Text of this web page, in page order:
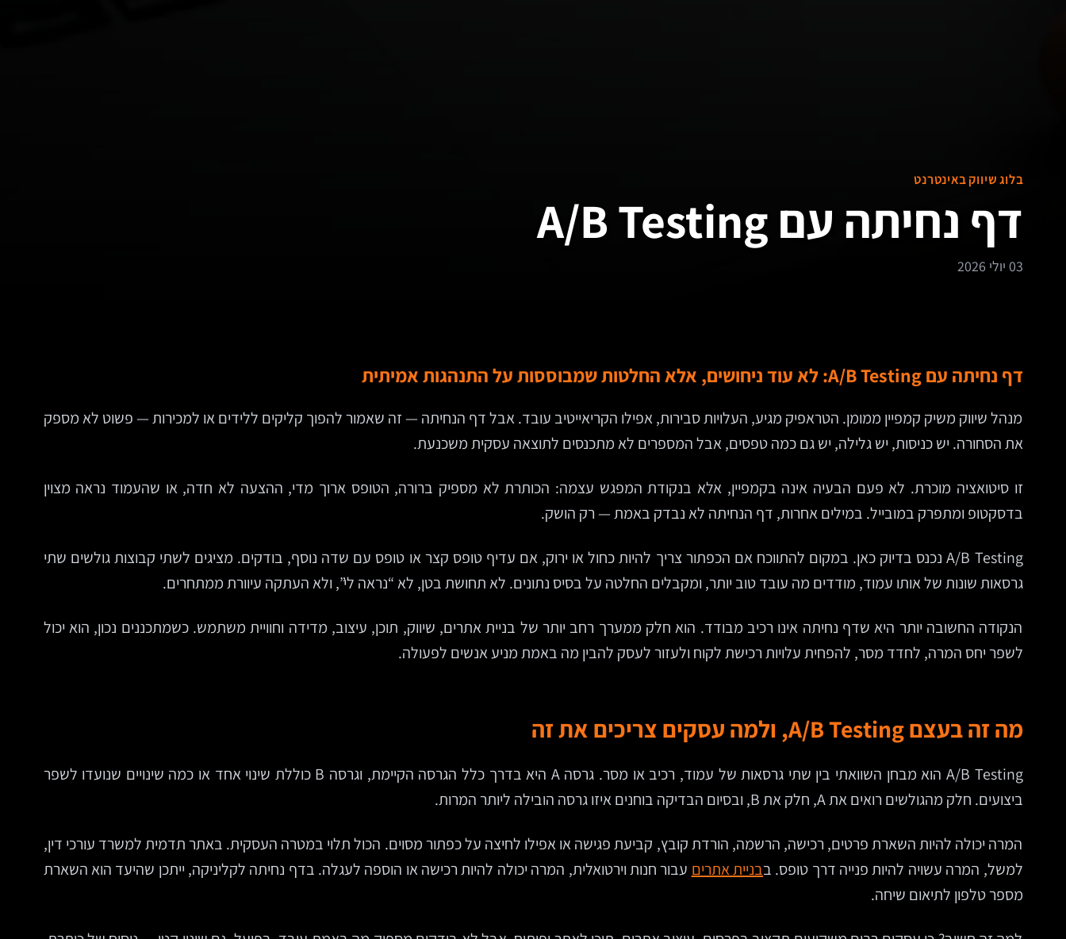
בלוג שיווק באינטרנט
דף נחיתה עם A/B Testing
03 יולי 2026
דף נחיתה עם A/B Testing: לא עוד ניחושים, אלא החלטות שמבוססות על התנהגות אמיתית
מנהל שיווק משיק קמפיין ממומן. הטראפיק מגיע, העלויות סבירות, אפילו הקריאייטיב עובד. אבל דף הנחיתה — זה שאמור להפוך קליקים ללידים או למכירות — פשוט לא מספק
את הסחורה. יש כניסות, יש גלילה, יש גם כמה טפסים, אבל המספרים לא מתכנסים לתוצאה עסקית משכנעת.
זו סיטואציה מוכרת. לא פעם הבעיה אינה בקמפיין, אלא בנקודת המפגש עצמה: הכותרת לא מספיק ברורה, הטופס ארוך מדי, ההצעה לא חדה, או שהעמוד נראה מצוין
בדסקטופ ומתפרק במובייל. במילים אחרות, דף הנחיתה לא נבדק באמת — רק הושק.
A/B Testing נכנס בדיוק כאן. במקום להתווכח אם הכפתור צריך להיות כחול או ירוק, אם עדיף טופס קצר או טופס עם שדה נוסף, בודקים. מציגים לשתי קבוצות גולשים שתי
גרסאות שונות של אותו עמוד, מודדים מה עובד טוב יותר, ומקבלים החלטה על בסיס נתונים. לא תחושת בטן, לא “נראה לי”, ולא העתקה עיוורת ממתחרים.
הנקודה החשובה יותר היא שדף נחיתה אינו רכיב מבודד. הוא חלק ממערך רחב יותר של בניית אתרים, שיווק, תוכן, עיצוב, מדידה וחוויית משתמש. כשמתכננים נכון, הוא יכול
לשפר יחס המרה, לחדד מסר, להפחית עלויות רכישת לקוח ולעזור לעסק להבין מה באמת מניע אנשים לפעולה.
מה זה בעצם A/B Testing, ולמה עסקים צריכים את זה
A/B Testing הוא מבחן השוואתי בין שתי גרסאות של עמוד, רכיב או מסר. גרסה A היא בדרך כלל הגרסה הקיימת, וגרסה B כוללת שינוי אחד או כמה שינויים שנועדו לשפר
ביצועים. חלק מהגולשים רואים את A, חלק את B, ובסיום הבדיקה בוחנים איזו גרסה הובילה ליותר המרות.
המרה יכולה להיות השארת פרטים, רכישה, הרשמה, הורדת קובץ, קביעת פגישה או אפילו לחיצה על כפתור מסוים. הכול תלוי במטרה העסקית. באתר תדמית למשרד עורכי דין,
למשל, המרה עשויה להיות פנייה דרך טופס. בבניית אתרים עבור חנות וירטואלית, המרה יכולה להיות רכישה או הוספה לעגלה. בדף נחיתה לקליניקה, ייתכן שהיעד הוא השארת
מספר טלפון לתיאום שיחה.